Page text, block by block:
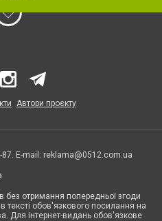
Автори проєкту
E-mail: reklama@0512.com.ua
без отримання попередньої згоди
обов'язкового посилання на
Для інтернет-видань обов'язкове